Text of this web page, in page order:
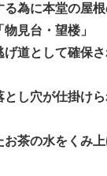
る為に本堂の屋
見台・望楼」
げ道として確保
とし穴が仕掛け
お茶の水をくみ